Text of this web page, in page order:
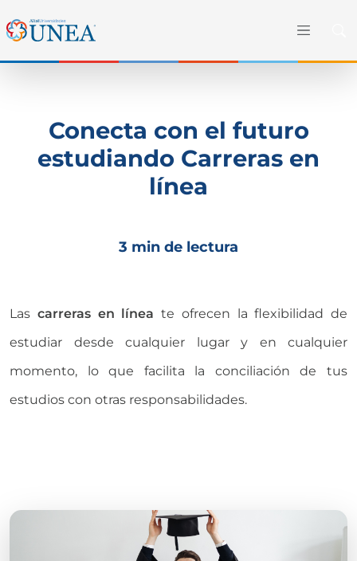
Conecta con el futuro
estudiando Carreras en
línea
3 min de lectura
Las carreras en línea te ofrecen la flexibilidad de
estudiar desde cualquier lugar y en cualquier
momento, lo que facilita la conciliación de tus
estudios con otras responsabilidades.